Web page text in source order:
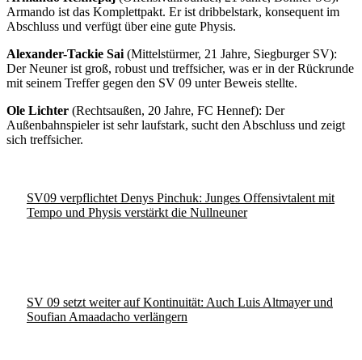
Armando ist das Komplettpakt. Er ist dribbelstark, konsequent im
Abschluss und verfügt über eine gute Physis.
Alexander-Tackie Sai (Mittelstürmer, 21 Jahre, Siegburger SV):
Der Neuner ist groß, robust und treffsicher, was er in der Rückrunde
mit seinem Treffer gegen den SV 09 unter Beweis stellte.
Ole Lichter (Rechtsaußen, 20 Jahre, FC Hennef): Der
Außenbahnspieler ist sehr laufstark, sucht den Abschluss und zeigt
sich treffsicher.
SV09 verpflichtet Denys Pinchuk: Junges Offensivtalent mit
Tempo und Physis verstärkt die Nullneuner
SV 09 setzt weiter auf Kontinuität: Auch Luis Altmayer und
Soufian Amaadacho verlängern